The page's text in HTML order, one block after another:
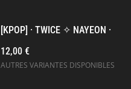
[KPOP] · TWICE ✧ NAYEON ·
12,00 €
AUTRES VARIANTES DISPONIBLES